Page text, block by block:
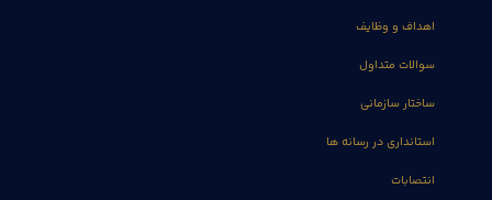
اهداف و وظایف
سوالات متداول
ساختار سازمانی
استانداری در رسانه ها
انتصابات